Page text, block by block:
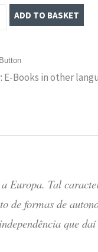
ADD TO BASKET
E-Books in other
Europa. Tal
de formas de
que